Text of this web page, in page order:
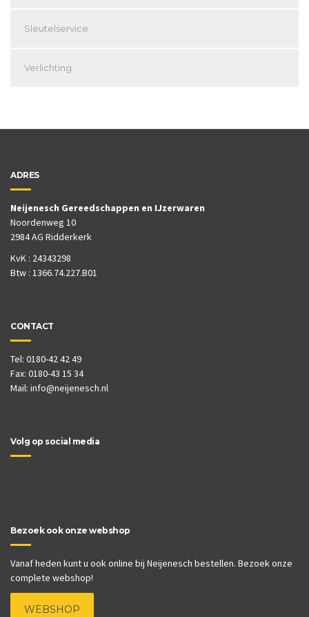
Sleutelservice
Verlichting
ADRES
Neijenesch Gereedschappen en IJzerwaren
Noordenweg 10
2984 AG Ridderkerk
KvK : 24343298
Btw : 1366.74.227.B01
CONTACT
Tel: 0180-42 42 49
Fax: 0180-43 15 34
Mail: info@neijenesch.nl
Volg op social media
Bezoek ook onze webshop
Vanaf heden kunt u ook online bij Neijenesch bestellen. Bezoek onze
complete webshop!
WEBSHOP